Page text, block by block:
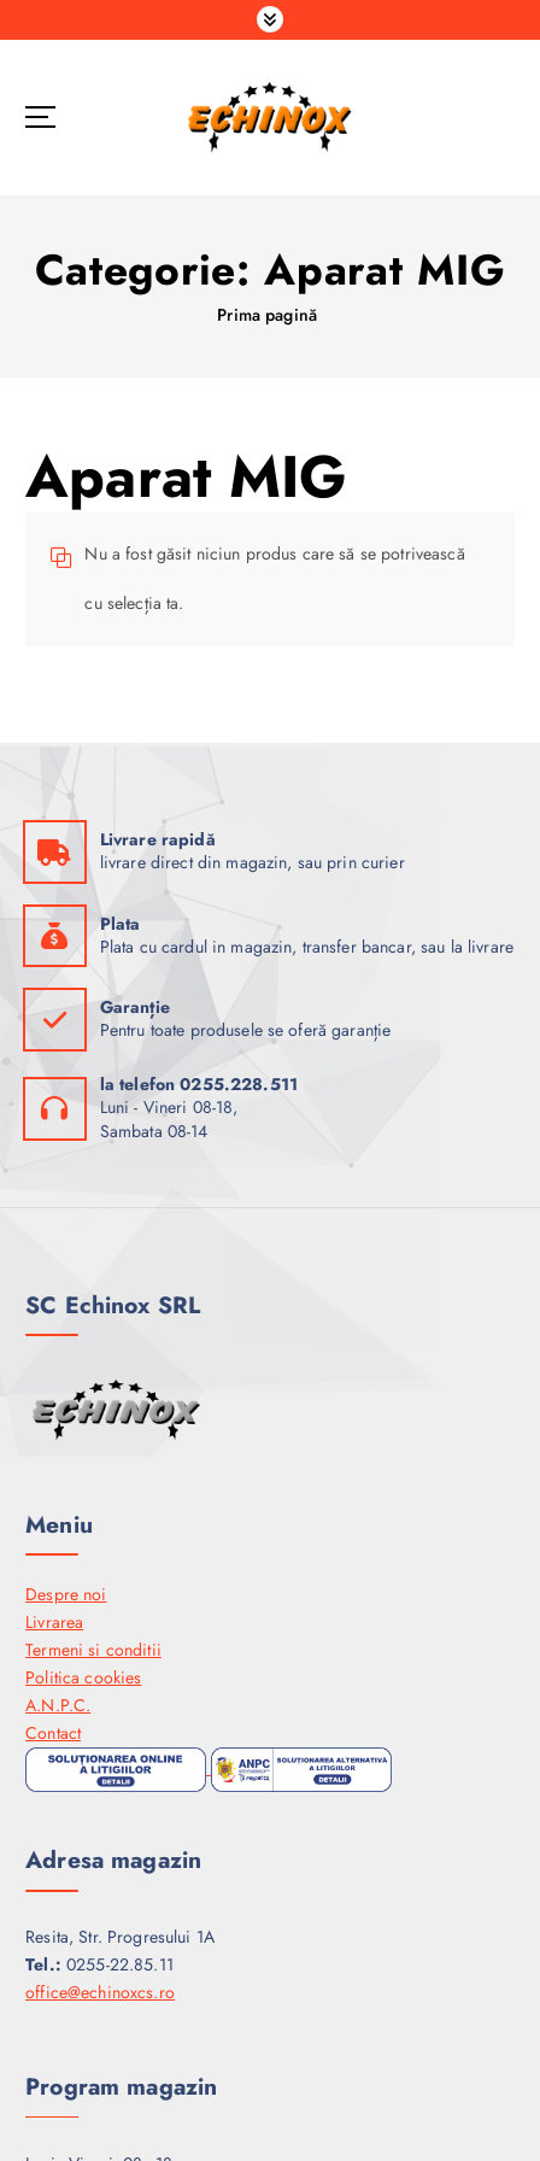
a
Categorie:Aparat MIG
Prima pagină
Aparat MIG
Nu a fost găsit niciun produs care să se potrivească
cu selecția ta.
Livrare rapidă
livrare direct din magazin, sau prin curier
Plata
Plata cu cardul in magazin, transfer bancar, sau la livrare
Garanție
Pentru toate produsele se oferă garanție
la telefon 0255.228.511
Luni - Vineri 08-18,
Sambata 08-14
SC Echinox SRL
Meniu
Despre noi
Livrarea
Termeni si conditii
Politica cookies
A.N.P.C.
Contact
Adresa magazin
Resita, Str. Progresului 1A
Tel.: 0255-22.85.11
office@echinoxcs.ro
Program magazin